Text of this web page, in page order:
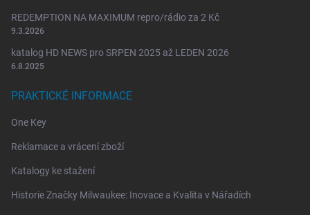
REDEMPTION NA MAXIMUM repro/rádio za 2 Kč
9.3.2026
katalog HD NEWS pro SRPEN 2025 až LEDEN 2026
6.8.2025
PRAKTICKÉ INFORMACE
One Key
Reklamace a vrácení zboží
Katalogy ke stažení
Historie Značky Milwaukee: Inovace a Kvalita v Nářadích